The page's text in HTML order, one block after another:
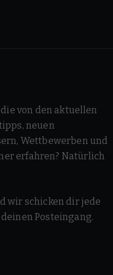
von den aktuellen
neuen
Wettbewerben und
erfahren? Natürlich
wir schicken dir jede
Posteingang.